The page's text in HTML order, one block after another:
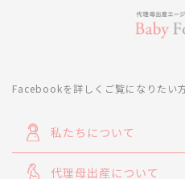
Facebookを詳しくご覧になりたい
私たちについて
代理母出産について